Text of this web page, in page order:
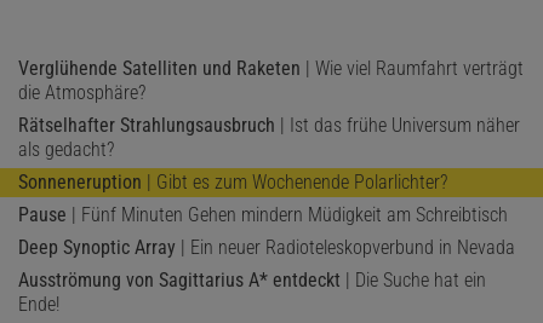
Verglühende Satelliten und Raketen | Wie viel Raumfahrt verträgt
die Atmosphäre?
Rätselhafter Strahlungsausbruch | Ist das frühe Universum näher
als gedacht?
Sonneneruption | Gibt es zum Wochenende Polarlichter?
Pause | Fünf Minuten Gehen mindern Müdigkeit am Schreibtisch
Deep Synoptic Array | Ein neuer Radioteleskopverbund in Nevada
Ausströmung von Sagittarius A* entdeckt | Die Suche hat ein
Ende!